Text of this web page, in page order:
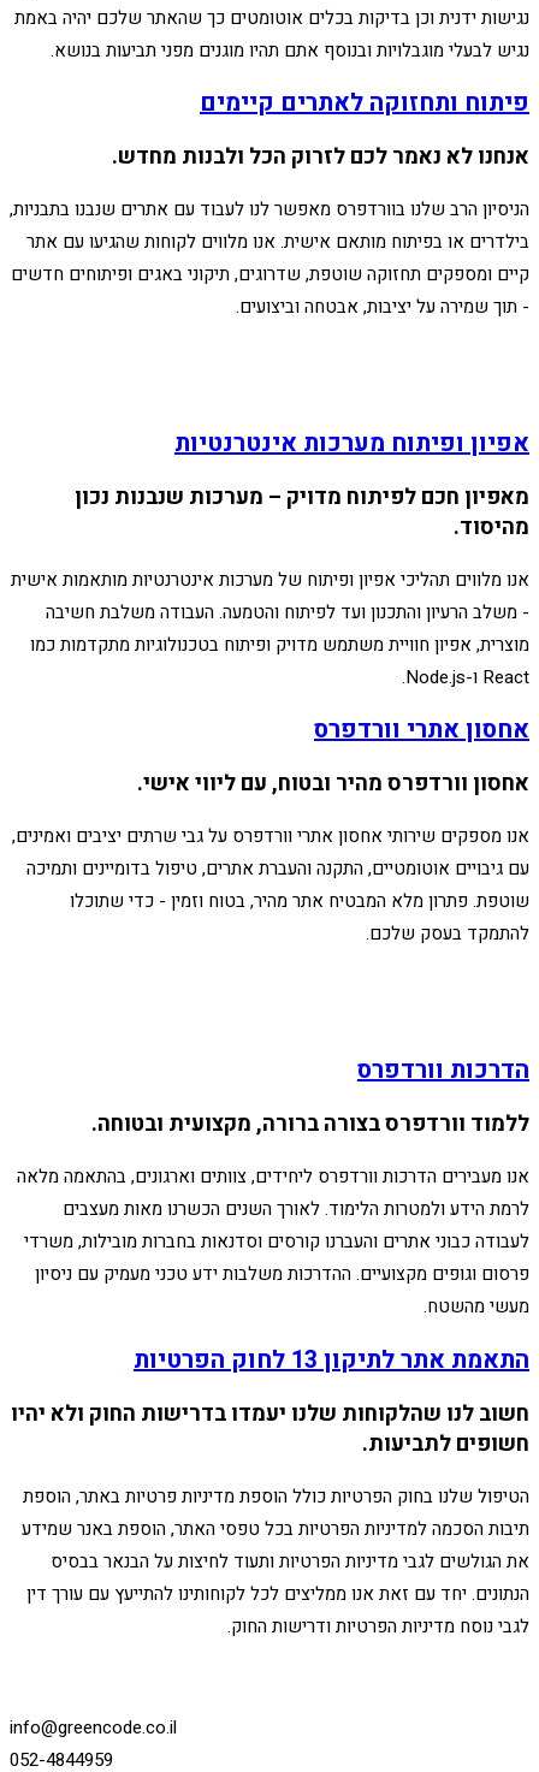
נגישות ידנית וכן בדיקות בכלים אוטומטים כך שהאתר שלכם יהיה באמת
נגיש לבעלי מוגבלויות ובנוסף אתם תהיו מוגנים מפני תביעות בנושא.
פיתוח ותחזוקה לאתרים קיימים
אנחנו לא נאמר לכם לזרוק הכל ולבנות מחדש.
הניסיון הרב שלנו בוורדפרס מאפשר לנו לעבוד עם אתרים שנבנו בתבניות,
בילדרים או בפיתוח מותאם אישית. אנו מלווים לקוחות שהגיעו עם אתר
קיים ומספקים תחזוקה שוטפת, שדרוגים, תיקוני באגים ופיתוחים חדשים
- תוך שמירה על יציבות, אבטחה וביצועים.
אפיון ופיתוח מערכות אינטרנטיות
מאפיון חכם לפיתוח מדויק – מערכות שנבנות נכון
מהיסוד.
אנו מלווים תהליכי אפיון ופיתוח של מערכות אינטרנטיות מותאמות אישית
- משלב הרעיון והתכנון ועד לפיתוח והטמעה. העבודה משלבת חשיבה
מוצרית, אפיון חוויית משתמש מדויק ופיתוח בטכנולוגיות מתקדמות כמו
React ו-Node.js.
אחסון אתרי וורדפרס
אחסון וורדפרס מהיר ובטוח, עם ליווי אישי.
אנו מספקים שירותי אחסון אתרי וורדפרס על גבי שרתים יציבים ואמינים,
עם גיבויים אוטומטיים, התקנה והעברת אתרים, טיפול בדומיינים ותמיכה
שוטפת. פתרון מלא המבטיח אתר מהיר, בטוח וזמין - כדי שתוכלו
להתמקד בעסק שלכם.
הדרכות וורדפרס
ללמוד וורדפרס בצורה ברורה, מקצועית ובטוחה.
אנו מעבירים הדרכות וורדפרס ליחידים, צוותים וארגונים, בהתאמה מלאה
לרמת הידע ולמטרות הלימוד. לאורך השנים הכשרנו מאות מעצבים
לעבודה כבוני אתרים והעברנו קורסים וסדנאות בחברות מובילות, משרדי
פרסום וגופים מקצועיים. ההדרכות משלבות ידע טכני מעמיק עם ניסיון
מעשי מהשטח.
התאמת אתר לתיקון 13 לחוק הפרטיות
חשוב לנו שהלקוחות שלנו יעמדו בדרישות החוק ולא יהיו
חשופים לתביעות.
הטיפול שלנו בחוק הפרטיות כולל הוספת מדיניות פרטיות באתר, הוספת
תיבות הסכמה למדיניות הפרטיות בכל טפסי האתר, הוספת באנר שמידע
את הגולשים לגבי מדיניות הפרטיות ותעוד לחיצות על הבנאר בבסיס
הנתונים. יחד עם זאת אנו ממליצים לכל לקוחותינו להתייעץ עם עורך דין
לגבי נוסח מדיניות הפרטיות ודרישות החוק.
info@greencode.co.il
052-4844959